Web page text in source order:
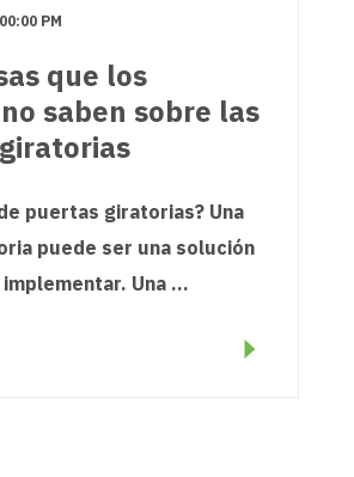
PM
que los
saben sobre las
puertas giratorias? Una
puede ser una solución
Una ...